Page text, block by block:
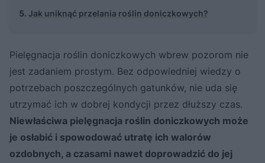
Jak uniknąć przelania roślin doniczkowych?
Pielęgnacja roślin doniczkowych wbrew pozorom nie
jest zadaniem prostym. Bez odpowiedniej wiedzy o
potrzebach poszczególnych gatunków, nie uda się
utrzymać ich w dobrej kondycji przez dłuższy czas.
Niewłaściwa pielęgnacja roślin doniczkowych może
je osłabić i spowodować utratę ich walorów
ozdobnych, a czasami nawet doprowadzić do jej